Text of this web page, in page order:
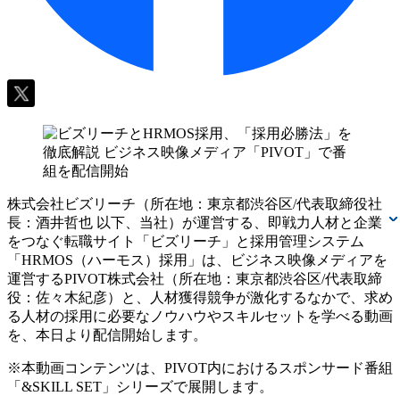
株式会社ビズリーチ（所在地：東京都渋谷区/代表取締役社
長：酒井哲也 以下、当社）が運営する、即戦力人材と企業
をつなぐ転職サイト「ビズリーチ」と採用管理システム
「HRMOS（ハーモス）採用」は、ビジネス映像メディアを
運営するPIVOT株式会社（所在地：東京都渋谷区/代表取締
役：佐々木紀彦）と、人材獲得競争が激化するなかで、求め
る人材の採用に必要なノウハウやスキルセットを学べる動画
を、本日より配信開始します。
※本動画コンテンツは、PIVOT内におけるスポンサード番組
「&SKILL SET」シリーズで展開します。